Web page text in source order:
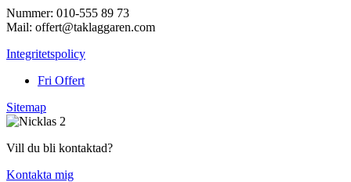
Nummer: 010-555 89 73
Mail: offert@taklaggaren.com
Integritetspolicy
Fri Offert
Sitemap
Vill du bli kontaktad?
Kontakta mig